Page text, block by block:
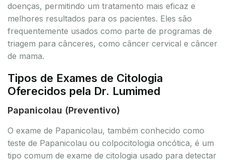
doenças, permitindo um tratamento mais eficaz e
melhores resultados para os pacientes. Eles são
frequentemente usados como parte de programas de
triagem para cânceres, como câncer cervical e câncer
de mama.
Tipos de Exames de Citologia
Oferecidos pela Dr. Lumimed
Papanicolau (Preventivo)
O exame de Papanicolau, também conhecido como
teste de Papanicolau ou colpocitologia oncótica, é um
tipo comum de exame de citologia usado para detectar